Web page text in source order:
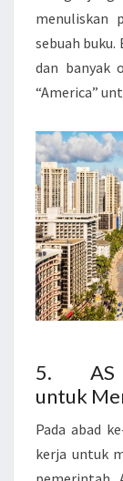
menuliskan
sebuah
dan banyak
“America”
5. AS
untuk
Pada abad
kerja untuk